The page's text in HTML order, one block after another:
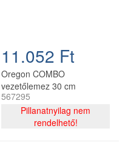
11.052 Ft
Oregon COMBO
vezetőlemez 30 cm
120SDEA074 + 2 db
91P044E lánc 3/8P 1.3 mm
44 szemes
567295
Pillanatnyilag nem
rendelhető!